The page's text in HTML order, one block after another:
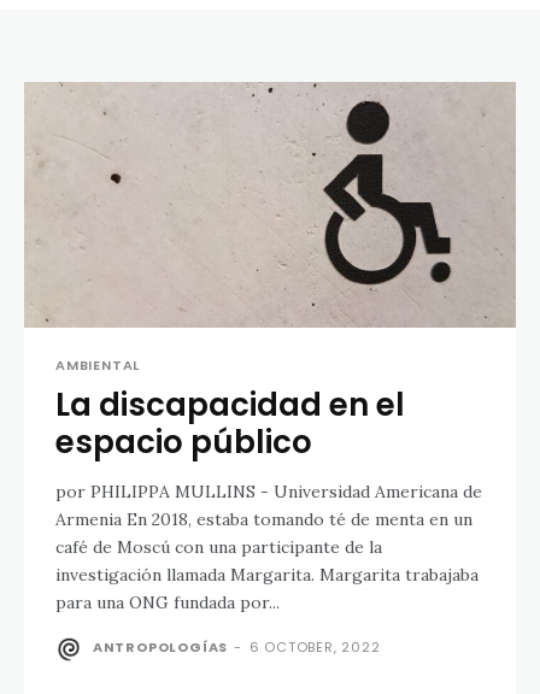
AMBIENTAL
La discapacidad en el
espacio público
por PHILIPPA MULLINS - Universidad Americana de
Armenia En 2018, estaba tomando té de menta en un
café de Moscú con una participante de la
investigación llamada Margarita. Margarita trabajaba
para una ONG fundada por...
ANTROPOLOGÍAS - 6 OCTOBER, 2022